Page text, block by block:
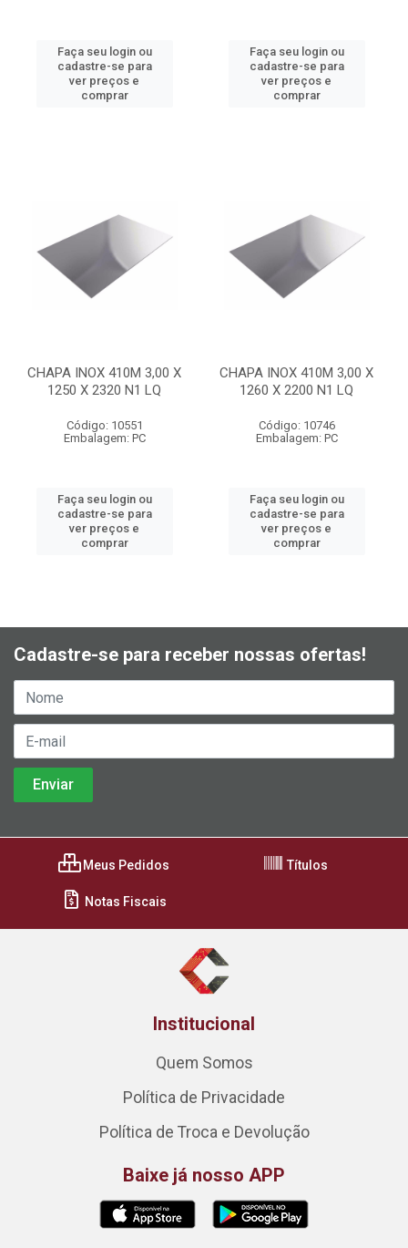
Faça seu login ou
cadastre-se para
ver preços e
comprar
Faça seu login ou
cadastre-se para
ver preços e
comprar
CHAPA INOX 410M 3,00 X
1250 X 2320 N1 LQ
Código: 10551
Embalagem: PC
Faça seu login ou
cadastre-se para
ver preços e
comprar
CHAPA INOX 410M 3,00 X
1260 X 2200 N1 LQ
Código: 10746
Embalagem: PC
Faça seu login ou
cadastre-se para
ver preços e
comprar
Cadastre-se para receber nossas ofertas!
Meus Pedidos Títulos
Notas Fiscais
Institucional
Quem Somos
Política de Privacidade
Política de Troca e Devolução
Baixe já nosso APP